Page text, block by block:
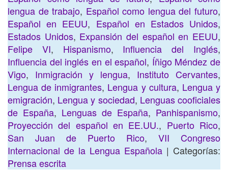
lengua de trabajo, Español como lengua del futuro,
Español en EEUU, Español en Estados Unidos,
Estados Unidos, Expansión del español en EEUU,
Felipe VI, Hispanismo, Influencia del Inglés,
Influencia del inglés en el español, Íñigo Méndez de
Vigo, Inmigración y lengua, Instituto Cervantes,
Lengua de inmigrantes, Lengua y cultura, Lengua y
emigración, Lengua y sociedad, Lenguas cooficiales
de España, Lenguas de España, Panhispanismo,
Proyección del español en EE.UU., Puerto Rico,
San Juan de Puerto Rico, VII Congreso
Internacional de la Lengua Española | Categorías:
Prensa escrita